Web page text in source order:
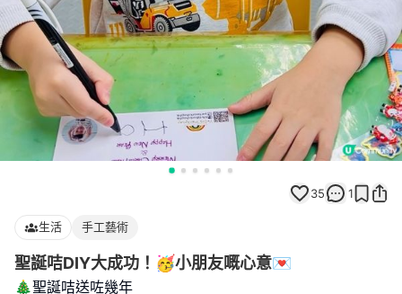
35 1
生活 手工藝術
聖誕咭DIY大成功！🥳小朋友嘅心意💌
🎄聖誕咭送咗幾年